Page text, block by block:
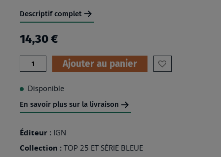
Descriptif complet
14,30 €
Quantité Ajouter au panier
AJOUTER
Disponible
En savoir plus sur la livraison
Éditeur : IGN
Collection : TOP 25 ET SÉRIE BLEUE